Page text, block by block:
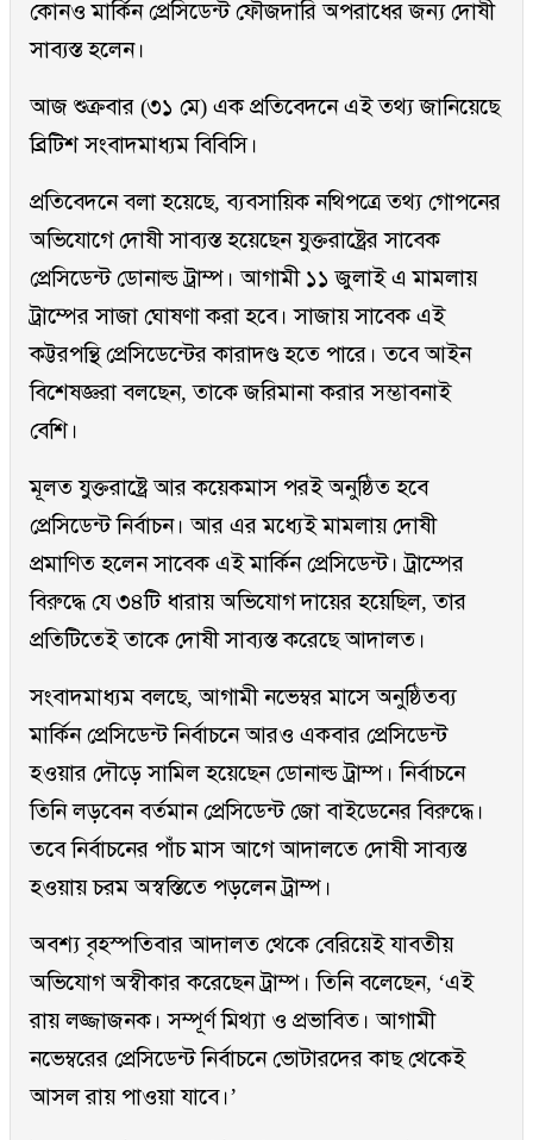
কোনও মার্কিন প্রেসিডেন্ট ফৌজদারি অপরাধের জন্য দোষী
সাব্যস্ত হলেন।
আজ শুক্রবার (৩১ মে) এক প্রতিবেদনে এই তথ্য জানিয়েছে
ব্রিটিশ সংবাদমাধ্যম বিবিসি।
প্রতিবেদনে বলা হয়েছে, ব্যবসায়িক নথিপত্রে তথ্য গোপনের
অভিযোগে দোষী সাব্যস্ত হয়েছেন যুক্তরাষ্ট্রের সাবেক
প্রেসিডেন্ট ডোনাল্ড ট্রাম্প। আগামী ১১ জুলাই এ মামলায়
ট্রাম্পের সাজা ঘোষণা করা হবে। সাজায় সাবেক এই
কট্টরপন্থি প্রেসিডেন্টের কারাদণ্ড হতে পারে। তবে আইন
বিশেষজ্ঞরা বলছেন, তাকে জরিমানা করার সম্ভাবনাই
বেশি।
মূলত যুক্তরাষ্ট্রে আর কয়েকমাস পরই অনুষ্ঠিত হবে
প্রেসিডেন্ট নির্বাচন। আর এর মধ্যেই মামলায় দোষী
প্রমাণিত হলেন সাবেক এই মার্কিন প্রেসিডেন্ট। ট্রাম্পের
বিরুদ্ধে যে ৩৪টি ধারায় অভিযোগ দায়ের হয়েছিল, তার
প্রতিটিতেই তাকে দোষী সাব্যস্ত করেছে আদালত।
সংবাদমাধ্যম বলছে, আগামী নভেম্বর মাসে অনুষ্ঠিতব্য
মার্কিন প্রেসিডেন্ট নির্বাচনে আরও একবার প্রেসিডেন্ট
হওয়ার দৌড়ে সামিল হয়েছেন ডোনাল্ড ট্রাম্প। নির্বাচনে
তিনি লড়বেন বর্তমান প্রেসিডেন্ট জো বাইডেনের বিরুদ্ধে।
তবে নির্বাচনের পাঁচ মাস আগে আদালতে দোষী সাব্যস্ত
হওয়ায় চরম অস্বস্তিতে পড়লেন ট্রাম্প।
অবশ্য বৃহস্পতিবার আদালত থেকে বেরিয়েই যাবতীয়
অভিযোগ অস্বীকার করেছেন ট্রাম্প। তিনি বলেছেন, ‘এই
রায় লজ্জাজনক। সম্পূর্ণ মিথ্যা ও প্রভাবিত। আগামী
নভেম্বরের প্রেসিডেন্ট নির্বাচনে ভোটারদের কাছ থেকেই
আসল রায় পাওয়া যাবে।’